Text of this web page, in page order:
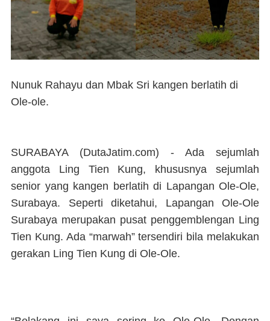
Nunuk Rahayu dan Mbak Sri kangen berlatih di
Ole-ole.
SURABAYA (DutaJatim.com) -Ada sejumlah
anggota Ling Tien Kung, khususnya sejumlah
senior yang kangen berlatih di Lapangan Ole-Ole,
Surabaya. Seperti diketahui, Lapangan Ole-Ole
Surabaya merupakan pusat penggemblengan Ling
Tien Kung. Ada “marwah” tersendiri bila melakukan
gerakan Ling Tien Kung di Ole-Ole.